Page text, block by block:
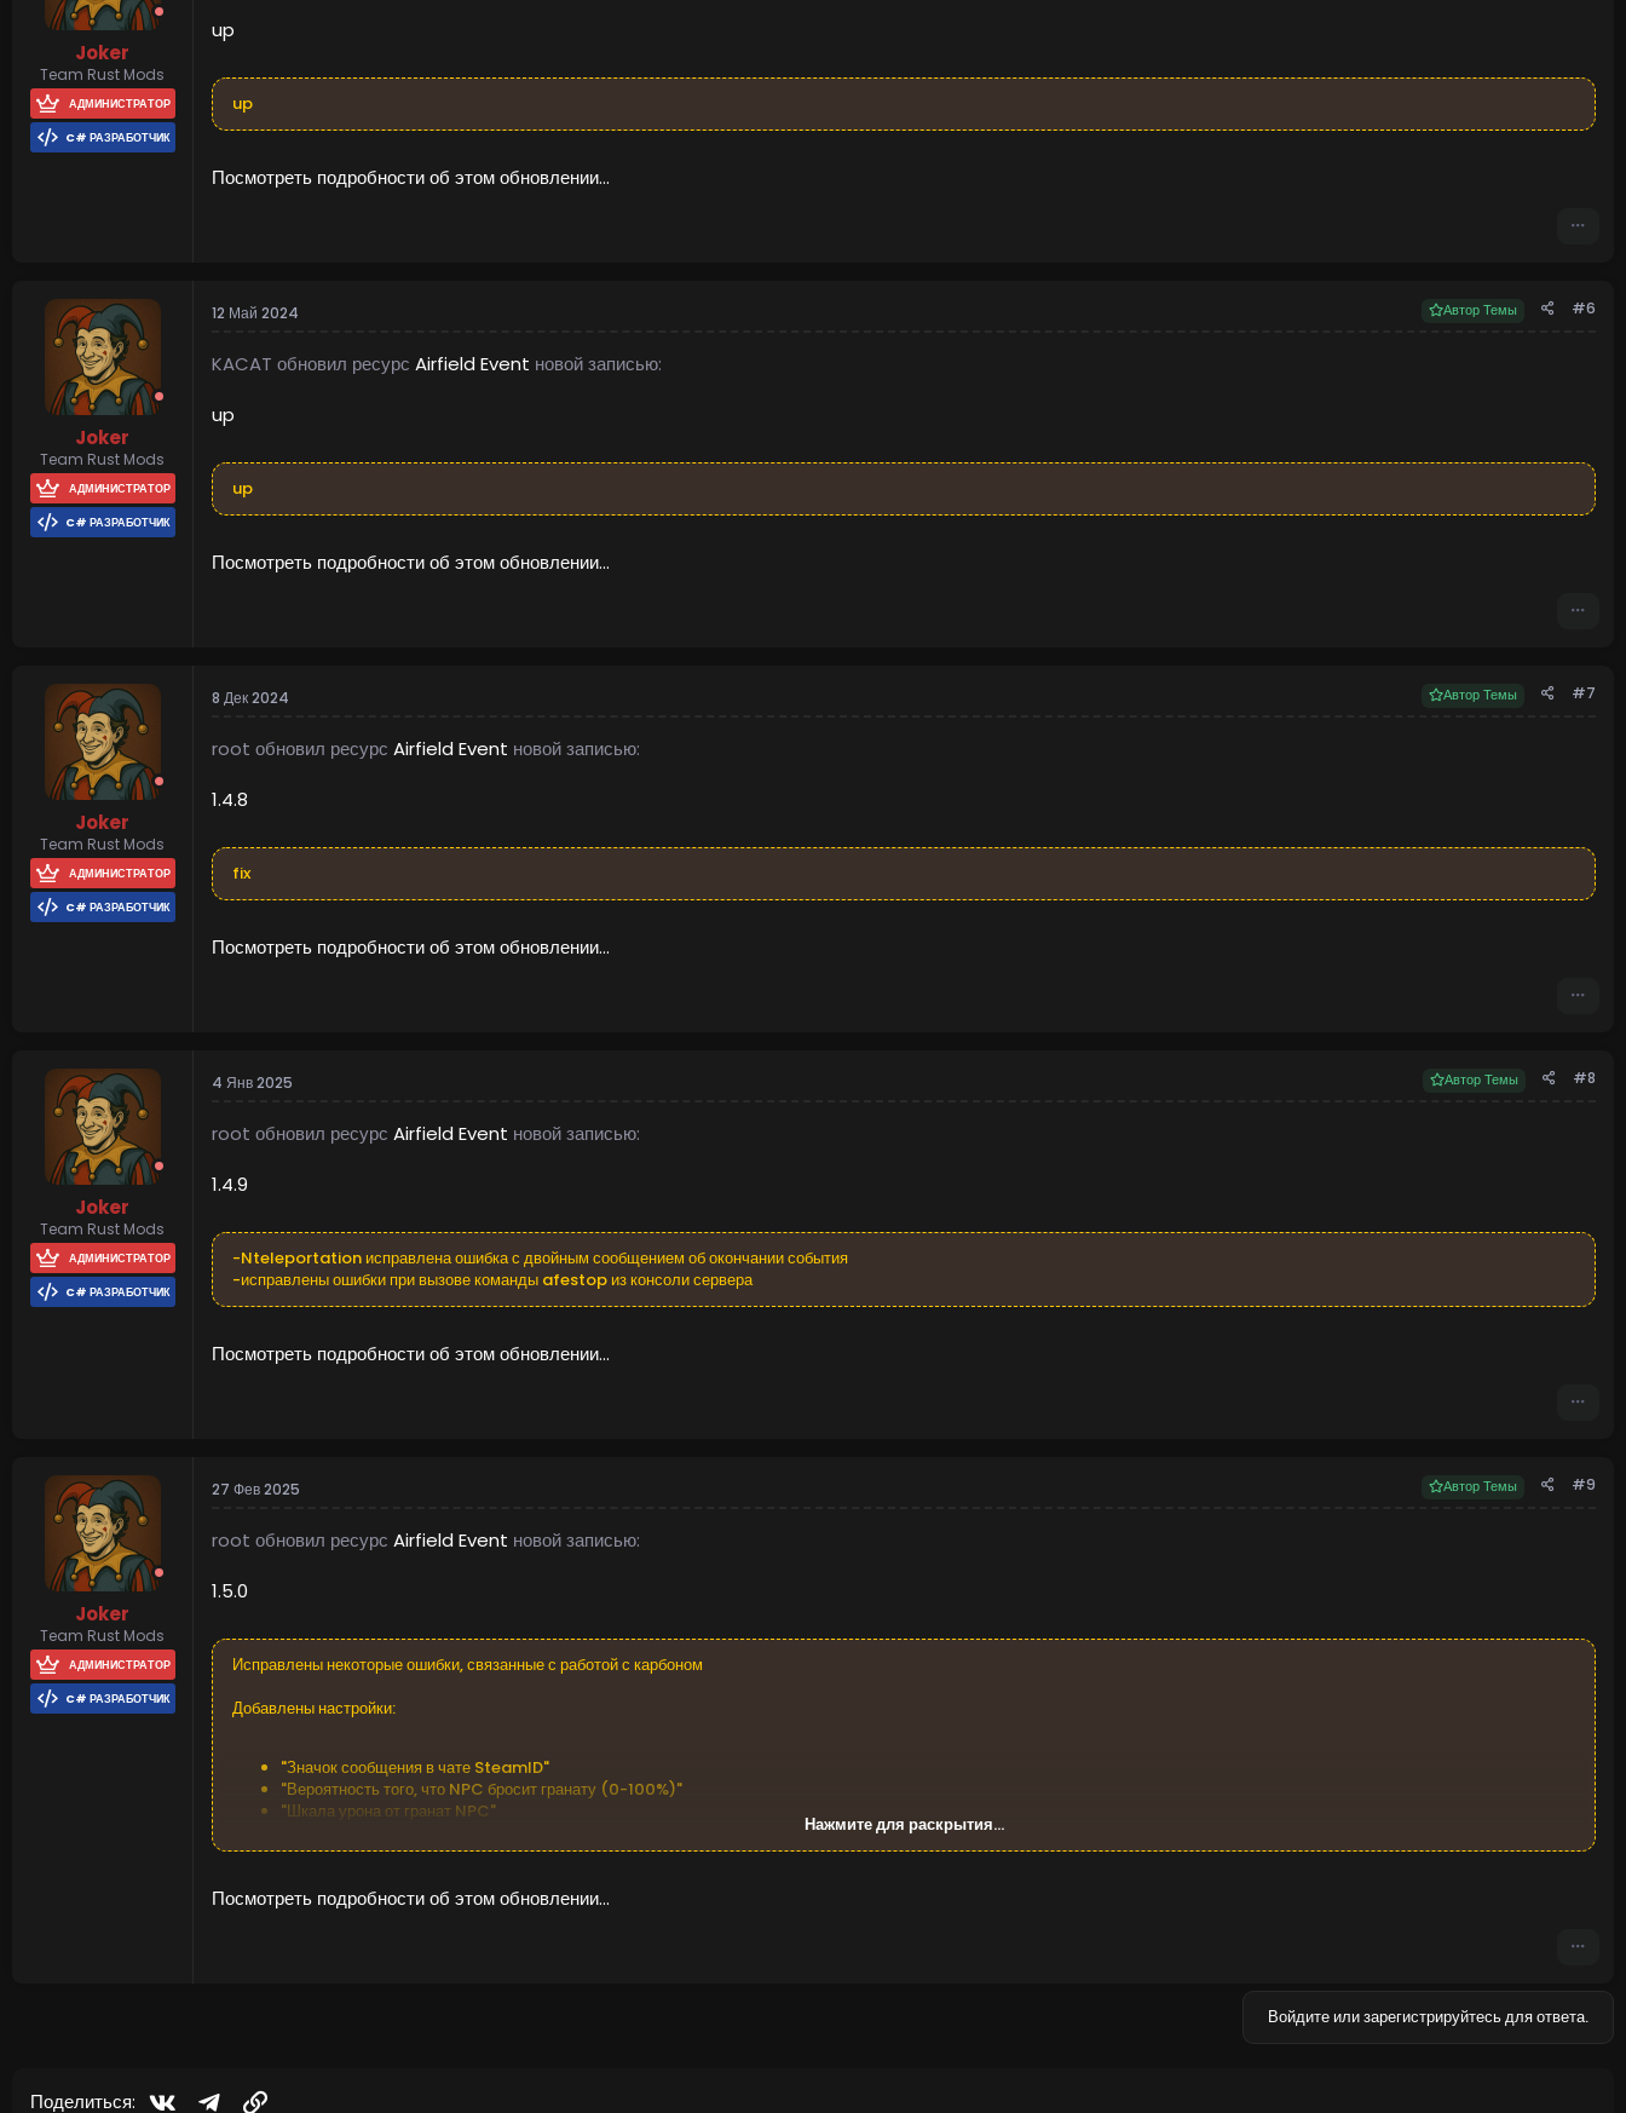
Joker
Team Rust Mods
АДМИНИСТРАТОР
C# РАЗРАБОТЧИК
up
up
Посмотреть подробности об этом обновлении...
Joker
Team Rust Mods
АДМИНИСТРАТОР
C# РАЗРАБОТЧИК
12 Май 2024 Автор Темы #6
KACAT обновил ресурс Airfield Event новой записью:
up
up
Посмотреть подробности об этом обновлении...
Joker
Team Rust Mods
АДМИНИСТРАТОР
C# РАЗРАБОТЧИК
8 Дек 2024 Автор Темы #7
root обновил ресурс Airfield Event новой записью:
1.4.8
fix
Посмотреть подробности об этом обновлении...
Joker
Team Rust Mods
АДМИНИСТРАТОР
C# РАЗРАБОТЧИК
4 Янв 2025 Автор Темы #8
root обновил ресурс Airfield Event новой записью:
1.4.9
-Nteleportation исправлена ошибка с двойным сообщением об окончании события
-исправлены ошибки при вызове команды afestop из консоли сервера
Посмотреть подробности об этом обновлении...
Joker
Team Rust Mods
АДМИНИСТРАТОР
C# РАЗРАБОТЧИК
27 Фев 2025 Автор Темы #9
root обновил ресурс Airfield Event новой записью:
1.5.0
Исправлены некоторые ошибки, связанные с работой с карбоном
Добавлены настройки:
"Значок сообщения в чате SteamID"
"Вероятность того, что NPC бросит гранату (0-100%)"
"Шкала урона от гранат NPC"
"Отобразить на маркере, сколько времени прошло с момента приземления самолета"
Нажмите для раскрытия...
Посмотреть подробности об этом обновлении...
Войдите или зарегистрируйтесь для ответа.
Поделиться: VkontakteTelegram